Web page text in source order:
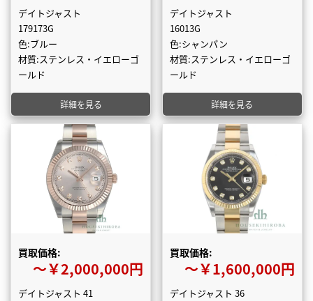
デイトジャスト
179173G
色:ブルー
材質:ステンレス・イエローゴ
ールド
詳細を見る
デイトジャスト
16013G
色:シャンパン
材質:ステンレス・イエローゴ
ールド
詳細を見る
買取価格:
〜￥2,000,000円
デイトジャスト 41
買取価格:
〜￥1,600,000円
デイトジャスト 36